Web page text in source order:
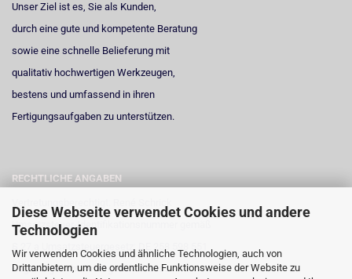
Diese Webseite verwendet Cookies und andere
Technologien
Wir verwenden Cookies und ähnliche Technologien, auch von
Drittanbietern, um die ordentliche Funktionsweise der Website zu
Unser Ziel ist es, Sie als Kunden,
durch eine gute und kompetente Beratung
sowie eine schnelle Belieferung mit
qualitativ hochwertigen Werkzeugen,
bestens und umfassend in ihren
Fertigungsaufgaben zu unterstützen.
RECHTLICHE ANGABEN
Umsatzsteuer-Identifikationsnummer gemäß
§ 27 a Umsatzsteuergesetz: DE 258 598 551
Registergericht: Amtsgericht Neuss